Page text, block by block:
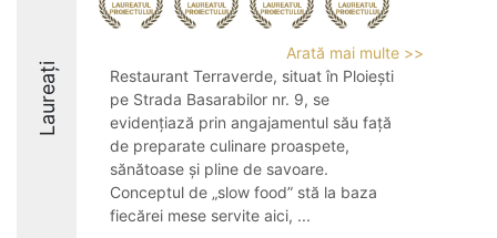
Laureați
Arată mai multe >>
Restaurant Terraverde, situat în Ploiești
pe Strada Basarabilor nr. 9, se
evidențiază prin angajamentul său față
de preparate culinare proaspete,
sănătoase și pline de savoare.
Conceptul de „slow food” stă la baza
fiecărei mese servite aici, ...